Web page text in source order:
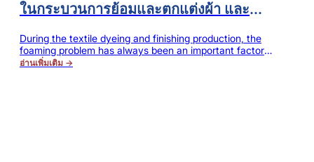
ในกระบวนการย้อมและตกแต่งผ้า และ
ปรับปรุงความเสถียรและประสิทธิภาพการ
ผลิต
During the textile dyeing and finishing production, the
foaming problem has always been an important factor
affecting production efficiency and product
อ่านเพิ่มเติม →